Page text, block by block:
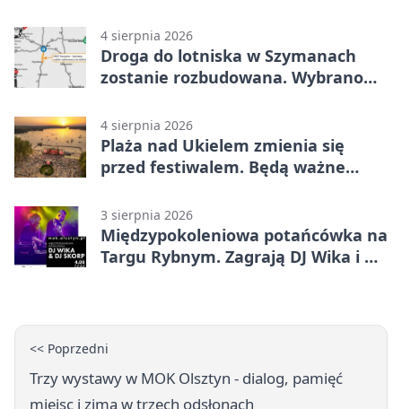
4 sierpnia 2026
Droga do lotniska w Szymanach
zostanie rozbudowana. Wybrano
4 sierpnia 2026
Plaża nad Ukielem zmienia się
przed festiwalem. Będą ważne
3 sierpnia 2026
Międzypokoleniowa potańcówka na
Targu Rybnym. Zagrają DJ Wika i DJ
<< Poprzedni
Trzy wystawy w MOK Olsztyn - dialog, pamięć
miejsc i zima w trzech odsłonach